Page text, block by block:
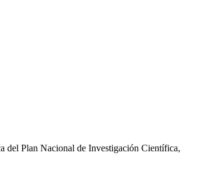
del Plan Nacional de Investigación Científica,